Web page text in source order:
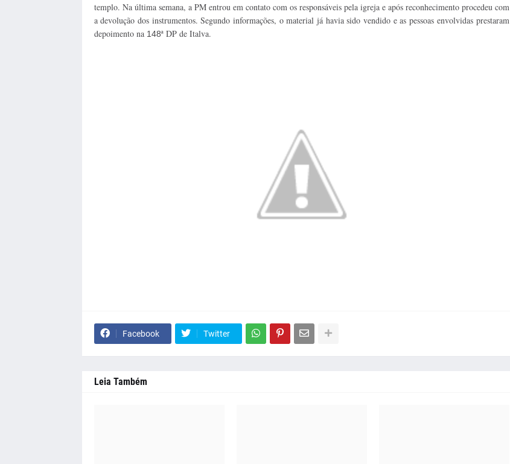
templo. Na última semana, a PM entrou em contato com os responsáveis pela igreja e após reconhecimento procedeu com
a devolução dos instrumentos. Segundo informações, o material já havia sido vendido e as pessoas envolvidas prestaram
depoimento na 148ª DP de Italva.
Facebook Twitter
Leia Também